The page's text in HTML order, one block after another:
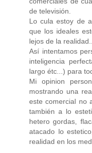
de televisión.
Lo cula estoy de
que los ideales
lejos de la realidad...
Así intentamos
inteligencia
largo étc...) para
Mi opinion
mostrando una
este comercial no
también a lo
hetero gordas,
atacado lo
realidad en los